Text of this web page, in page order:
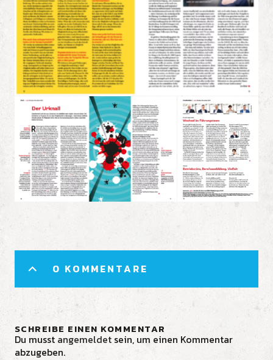
0 KOMMENTARE
SCHREIBE EINEN KOMMENTAR
Du musst angemeldetsein, um einen Kommentar
abzugeben.